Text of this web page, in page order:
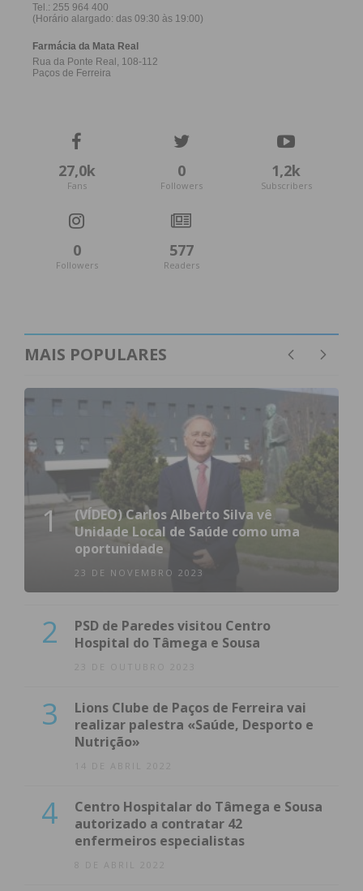
27,0k
Fans
0
Followers
1,2k
Subscribers
0
Followers
577
Readers
MAIS POPULARES
1
(VÍDEO) Carlos Alberto Silva vê
Unidade Local de Saúde como uma
oportunidade
23 DE NOVEMBRO 2023
2
PSD de Paredes visitou Centro
Hospital do Tâmega e Sousa
23 DE OUTUBRO 2023
3
Lions Clube de Paços de Ferreira vai
realizar palestra «Saúde, Desporto e
Nutrição»
14 DE ABRIL 2022
4
Centro Hospitalar do Tâmega e Sousa
autorizado a contratar 42
enfermeiros especialistas
8 DE ABRIL 2022